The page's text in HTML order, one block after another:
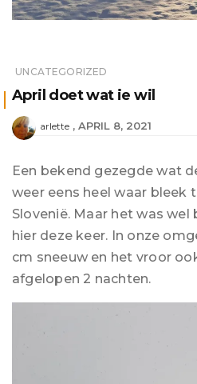
UNCATEGORIZED
April doet wat ie wil
arlette APRIL 8, 2021
Een bekend gezegde wat
weer eens heel waar bleek
Slovenië. Maar het was
hier deze keer. In onze
cm sneeuw en het vroor
afgelopen 2 nachten.